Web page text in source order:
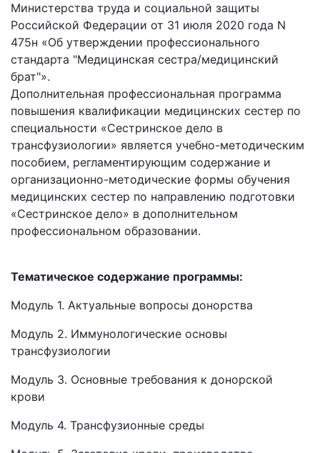
Министерства труда и социальной защиты
Российской Федерации от 31 июля 2020 года N
475н «Об утверждении профессионального
стандарта "Медицинская сестра/медицинский
брат"».
Дополнительная профессиональная программа
повышения квалификации медицинских сестер по
специальности «Сестринское дело в
трансфузиологии» является учебно-методическим
пособием, регламентирующим содержание и
организационно-методические формы обучения
медицинских сестер по направлению подготовки
«Сестринское дело» в дополнительном
профессиональном образовании.
Тематическое содержание программы:
Модуль 1. Актуальные вопросы донорства
Модуль 2. Иммунологические основы
трансфузиологии
Модуль 3. Основные требования к донорской
крови
Модуль 4. Трансфузионные среды